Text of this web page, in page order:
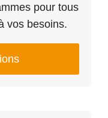
pour tous
vos besoins.